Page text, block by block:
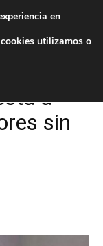
a
sin
en
utilizamos o